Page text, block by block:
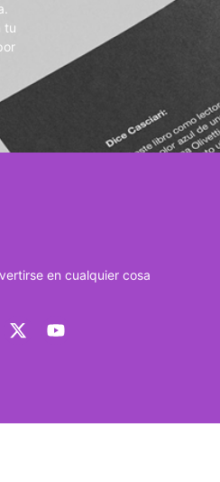
tu
en cualquier cosa